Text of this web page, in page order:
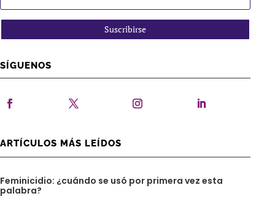
Suscribirse
SÍGUENOS
ARTÍCULOS MÁS LEÍDOS
Feminicidio: ¿cuándo se usó por primera vez esta
palabra?